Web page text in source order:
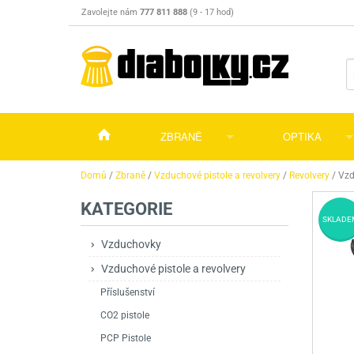
Zavolejte nám 777 811 888 (9 - 17 hod)
ZBRANĚ
Vzduchovky Vzduchovky na
Příslušenství pro
Vzduchovky PCP
Vzduchové pistole a revolveryPříslušenství
Plynové pistole a revolvery
Perkusní zbraně
Nože
OPTIKA
Puškohledy
Dalekohledy a
Kolimátory, lasery
Domů / Zbraně / Vzduchové pistole a revolvery / Revolvery /
KATEGORIE
Vzduchovky
Vzduchové pistole a revolvery
Příslušenství
CO2 pistole
PCP Pistole